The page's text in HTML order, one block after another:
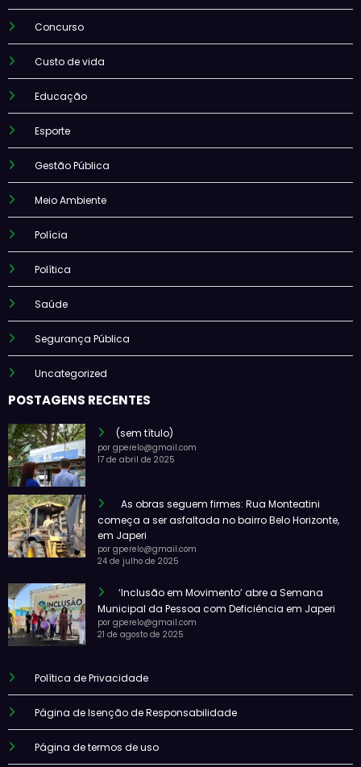
Concurso
Custo de vida
Educação
Esporte
Gestão Pública
Meio Ambiente
Polícia
Política
Saúde
Segurança Pública
Uncategorized
POSTAGENS RECENTES
(sem título)
por gperelo@gmail.com
17 de abril de 2025
As obras seguem firmes: Rua Monteatini
começa a ser asfaltada no bairro Belo Horizonte,
em Japeri
por gperelo@gmail.com
24 de julho de 2025
‘Inclusão em Movimento’ abre a Semana
Municipal da Pessoa com Deficiência em Japeri
por gperelo@gmail.com
21 de agosto de 2025
Política de Privacidade
Página de Isenção de Responsabilidade
Página de termos de uso